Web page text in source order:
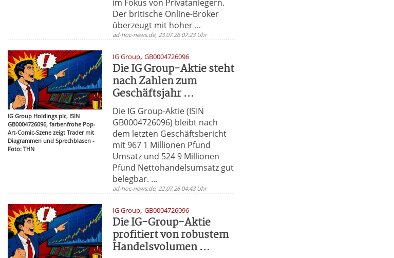
im Fokus von Privatanlegern.
Der britische Online-Broker
überzeugt mit hoher ...
ad-hoc-news.de, 23.07.26 07:23 Uhr
IG Group Holdings plc, ISIN
GB0004726096, farbenfrohe Pop-
Art-Comic-Szene zeigt Trader mit
Diagrammen und Sprechblasen -
Foto: THN
IG Group,GB0004726096
Die IG Group-Aktie steht
nach Zahlen zum
Geschäftsjahr ...
Die IG Group-Aktie (ISIN
GB0004726096) bleibt nach
dem letzten Geschäftsbericht
mit 967 1 Millionen Pfund
Umsatz und 524 9 Millionen
Pfund Nettohandelsumsatz gut
belegbar. ...
ad-hoc-news.de, 22.07.26 04:43 Uhr
IG Group,GB0004726096
Die IG-Group-Aktie
profitiert von robustem
Handelsvolumen ...